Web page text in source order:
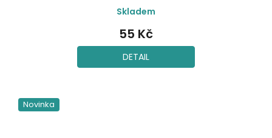
Skladem
55 Kč
DETAIL
Novinka